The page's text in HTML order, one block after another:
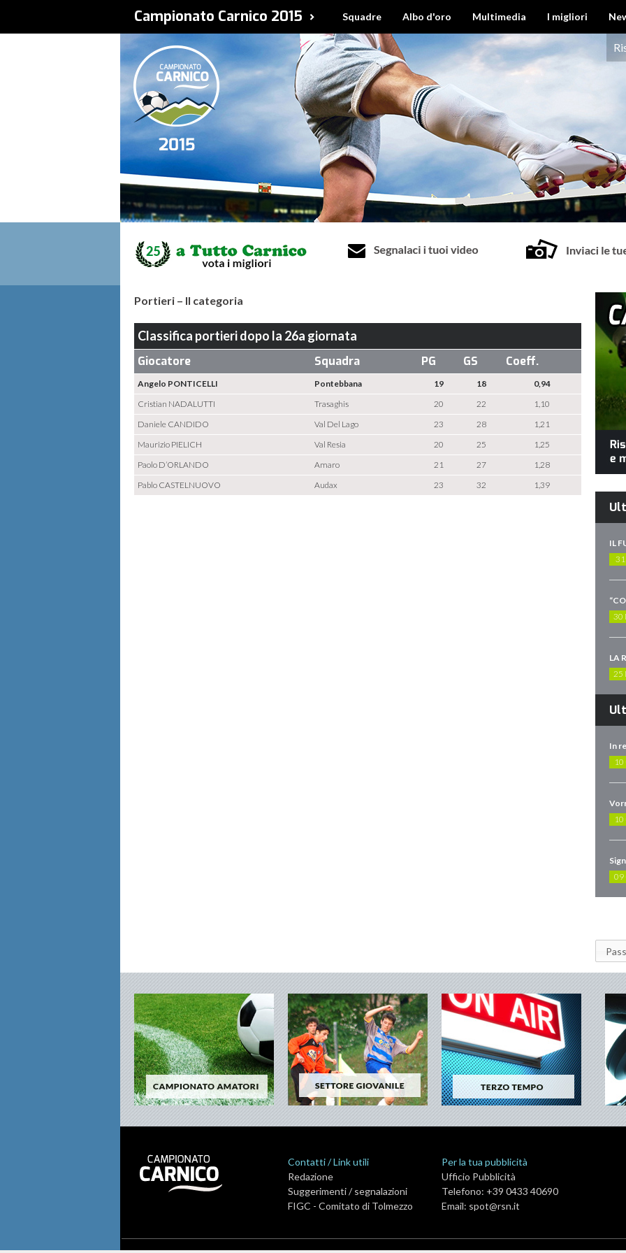
Campionato Carnico 2015 › Squadre Albo d'oro Multimedia I migliori
Portieri – II categoria
Classifica portieri dopo la 26a giornata
Giocatore Squadra PG GS Coeff.
Angelo PONTICELLI Pontebbana 19 18
0,94
Cristian NADALUTTI
Trasaghis 20 22
1,10
Daniele CANDIDO
Val Del Lago 23 28
1,21
Maurizio PIELICH
Val Resia 20 25
1,25
Paolo D’ORLANDO
Amaro 21 27
1,28
Pablo CASTELNUOVO
Audax 23 32 1,39
IL
30
LA
25
10
10
09
Contatti / Link utili
Redazione
Suggerimenti / segnalazioni
FIGC - Comitato di Tolmezzo
Per la tua pubblicità
Ufficio Pubblicità
Telefono: +39 0433 40690
Email: spot@rsn.it